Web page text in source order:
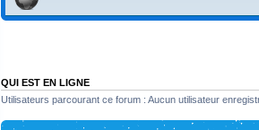
QUI EST EN LIGNE
Utilisateurs parcourant ce forum : Aucun utilisateur